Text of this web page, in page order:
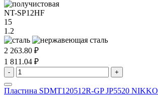
NT-SP12HF
15
1.2
2 263.80 ₽
1 811.04 ₽
- +
Пластина SDMT120512R-GP JP5520 NIKKO